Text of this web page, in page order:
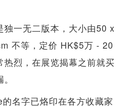
独一无二版本，大小由50 x
不等，定价 HK$5万 - 20
烈，在展览揭幕之前就买
名字已烙印在各方收藏家